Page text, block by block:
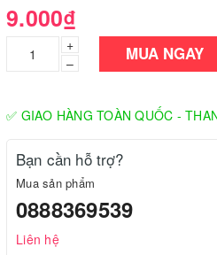
9.000₫
+
–
MUA NGAY
✅ GIAO HÀNG TOÀN QUỐC -
Bạn cần hỗ trợ?
Mua sản phẩm
0888369539
Liên hệ